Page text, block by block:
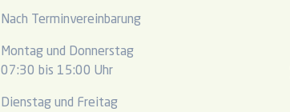
Nach Terminvereinbarung
Montag und Donnerstag
07:30 bis 15:00 Uhr
Dienstag und Freitag